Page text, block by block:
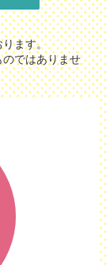
ます。
ではありませ